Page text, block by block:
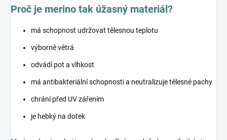
Proč je merino tak úžasný materiál?
má schopnost udržovat tělesnou teplotu
výborně větrá
odvádí pot a vlhkost
má antibakteriální schopnosti a neutralizuje tělesné pachy
chrání před UV zářením
je hebký na dotek